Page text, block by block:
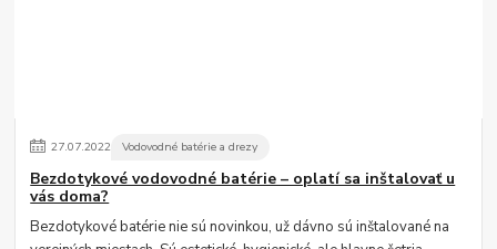
27.07.2022 Vodovodné batérie a drezy
Bezdotykové vodovodné batérie – oplatí sa inštalovať u
vás doma?
Bezdotykové batérie nie sú novinkou, už dávno sú inštalované na